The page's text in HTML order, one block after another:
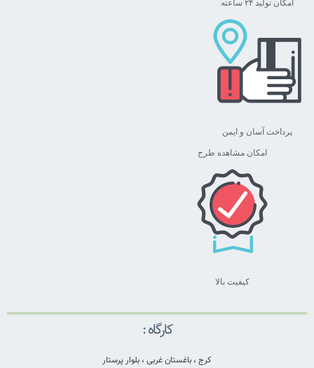
امکان تولید ۲۴ ساعته
پرداخت آسان و ایمن
امکان مشاهده طرح
کیفیت بالا
کارگاه :
کرج ، باغستان غربی ، بلوار پرستار